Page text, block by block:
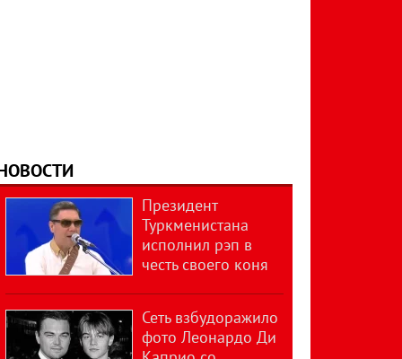
Президент
Туркменистана
исполнил рэп в
честь своего коня
Сеть взбудоражило
фото Леонардо Ди